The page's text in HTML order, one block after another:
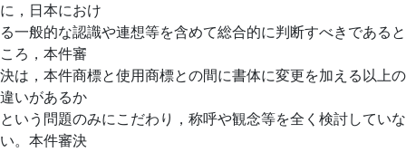
に，日本におけ
る一般的な認識や連想等を含めて総合的に判断すべきであると
ころ，本件審
決は，本件商標と使用商標との間に書体に変更を加える以上の
違いがあるか
という問題のみにこだわり，称呼や観念等を全く検討していな
い。本件審決